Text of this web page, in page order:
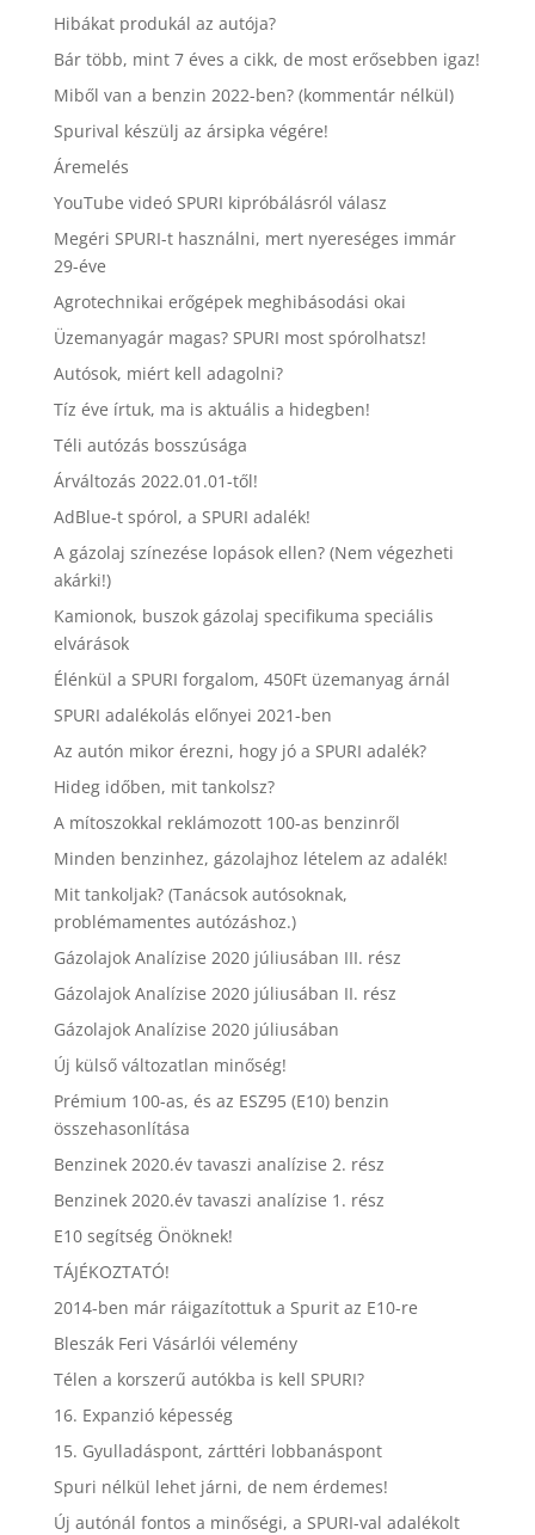
Hibákat produkál az autója?
Bár több, mint 7 éves a cikk, de most erősebben igaz!
Miből van a benzin 2022-ben? (kommentár nélkül)
Spurival készülj az ársipka végére!
Áremelés
YouTube videó SPURI kipróbálásról válasz
Megéri SPURI-t használni, mert nyereséges immár
29-éve
Agrotechnikai erőgépek meghibásodási okai
Üzemanyagár magas? SPURI most spórolhatsz!
Autósok, miért kell adagolni?
Tíz éve írtuk, ma is aktuális a hidegben!
Téli autózás bosszúsága
Árváltozás 2022.01.01-től!
AdBlue-t spórol, a SPURI adalék!
A gázolaj színezése lopások ellen? (Nem végezheti
akárki!)
Kamionok, buszok gázolaj specifikuma speciális
elvárások
Élénkül a SPURI forgalom, 450Ft üzemanyag árnál
SPURI adalékolás előnyei 2021-ben
Az autón mikor érezni, hogy jó a SPURI adalék?
Hideg időben, mit tankolsz?
A mítoszokkal reklámozott 100-as benzinről
Minden benzinhez, gázolajhoz lételem az adalék!
Mit tankoljak? (Tanácsok autósoknak,
problémamentes autózáshoz.)
Gázolajok Analízise 2020 júliusában III. rész
Gázolajok Analízise 2020 júliusában II. rész
Gázolajok Analízise 2020 júliusában
Új külső változatlan minőség!
Prémium 100-as, és az ESZ95 (E10) benzin
összehasonlítása
Benzinek 2020.év tavaszi analízise 2. rész
Benzinek 2020.év tavaszi analízise 1. rész
E10 segítség Önöknek!
TÁJÉKOZTATÓ!
2014-ben már ráigazítottuk a Spurit az E10-re
Bleszák Feri Vásárlói vélemény
Télen a korszerű autókba is kell SPURI?
16. Expanzió képesség
15. Gyulladáspont, zárttéri lobbanáspont
Spuri nélkül lehet járni, de nem érdemes!
Új autónál fontos a minőségi, a SPURI-val adalékolt